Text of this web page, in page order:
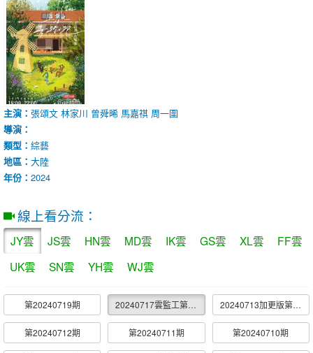
主演： 張頌文 林家川 曾舜晞 馬嘉祺 周一圍
導演：
類型： 綜藝
地區： 大陸
年份： 2024
線上看分流：
JY雲 JS雲 HN雲 MD雲 IK雲 GS雲 XL雲
FF雲
UK雲
SN雲 YH雲 WJ雲
第20240719期 20240717雲監工第12期 20240713加更版第12期
第20240712期 第20240711期 第20240710期